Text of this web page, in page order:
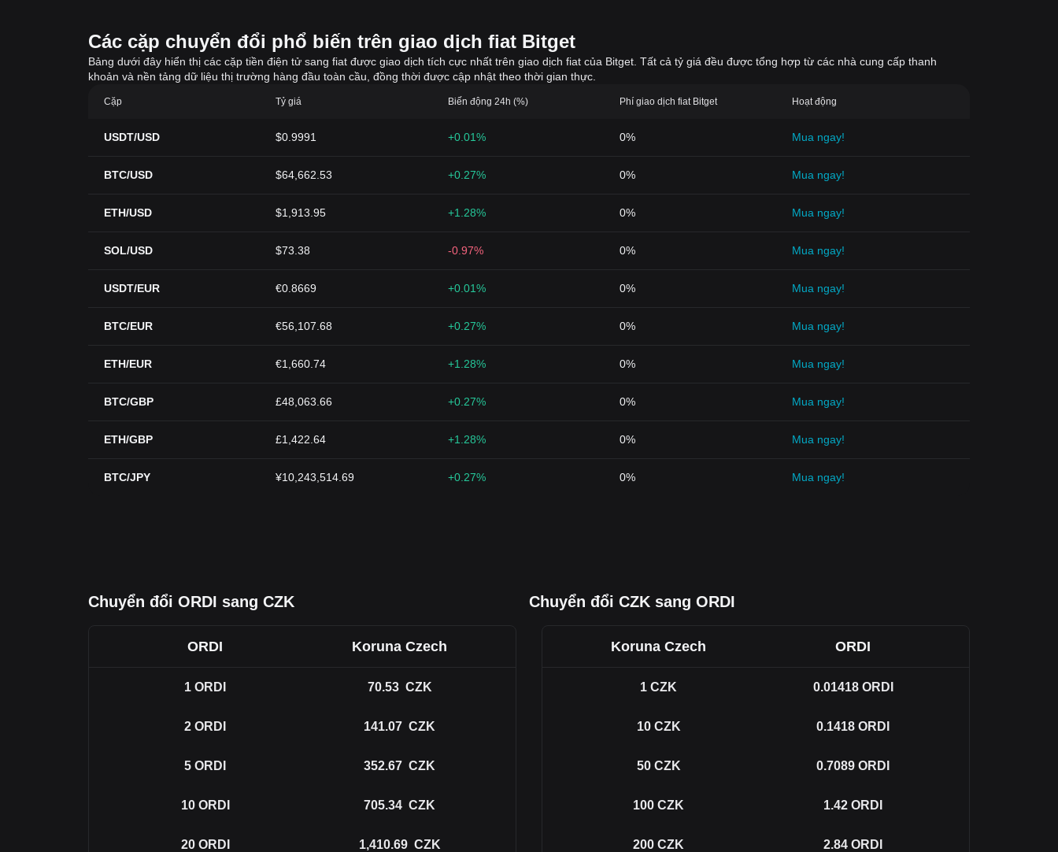
Các cặp chuyển đổi phổ biến trên giao dịch fiat Bitget
Bảng dưới đây hiển thị các cặp tiền điện tử sang fiat được giao dịch tích cực nhất trên giao dịch fiat của Bitget. Tất cả tỷ giá đều được tổng hợp từ các nhà cung cấp thanh
khoản và nền tảng dữ liệu thị trường hàng đầu toàn cầu, đồng thời được cập nhật theo thời gian thực.
Cặp Tỷ giá Biến động 24h (%) Phí giao dịch fiat Bitget ‌Hoạt động
USDT/USD $0.9991 +0.01% 0% Mua ngay!
BTC/USD $64,662.53 +0.27% 0% Mua ngay!
ETH/USD $1,913.95 +1.28% 0% Mua ngay!
SOL/USD $73.38 -0.97% 0% Mua ngay!
USDT/EUR €0.8669 +0.01% 0% Mua ngay!
BTC/EUR €56,107.68 +0.27% 0% Mua ngay!
ETH/EUR €1,660.74 +1.28% 0% Mua ngay!
BTC/GBP £48,063.66 +0.27% 0% Mua ngay!
ETH/GBP £1,422.64 +1.28% 0% Mua ngay!
BTC/JPY ¥10,243,514.69 +0.27% 0% Mua ngay!
Chuyển đổi ORDI sang CZK Chuyển đổi CZK sang ORDI
ORDI Koruna Czech
1 ORDI 70.53 CZK
2 ORDI 141.07 CZK
5 ORDI 352.67 CZK
10 ORDI 705.34 CZK
20 ORDI 1,410.69 CZK
Koruna Czech ORDI
1 CZK 0.01418 ORDI
10 CZK 0.1418 ORDI
50 CZK 0.7089 ORDI
100 CZK 1.42 ORDI
200 CZK 2.84 ORDI